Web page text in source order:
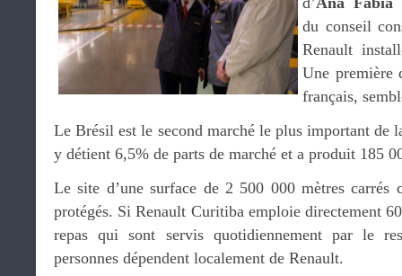
du conseil
Renault
Une première
français,
Le Brésil est le second marché le plus important de
y détient 6,5% de parts de marché et a produit 185
Le site d’une surface de 2 500 000 mètres carrés
protégés. Si Renault Curitiba emploie directement
repas qui sont servis quotidiennement par le
personnes dépendent localement de Renault.